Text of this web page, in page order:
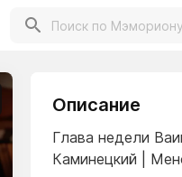
Описание
Глава недели
Каминецкий |